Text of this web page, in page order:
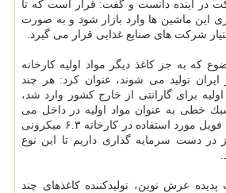
در آینده دانست و گفت: قرار است كه تا
این ماشین ها وارد بازار شود و به صورت
شركت های صنایع غذایی قرار می گیرد.
كه به جز كاغذ دیگر مواد اولیه كارخانه
ایران تولید می شوند، عنوان كرد: هر چند
برای گارانتی از خارج كشور وارد شد،
خطی به عنوان مواد اولیه در داخل می
تواند تولید شود. همچنین فویل مورد استفاده در كارخانه ۶.۳ میكرونی
دست سرمایه گذاری داریم تا این نوع
عرش نوین، تولیدكننده كاغذهای چند